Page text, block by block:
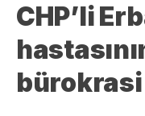
CHP’li